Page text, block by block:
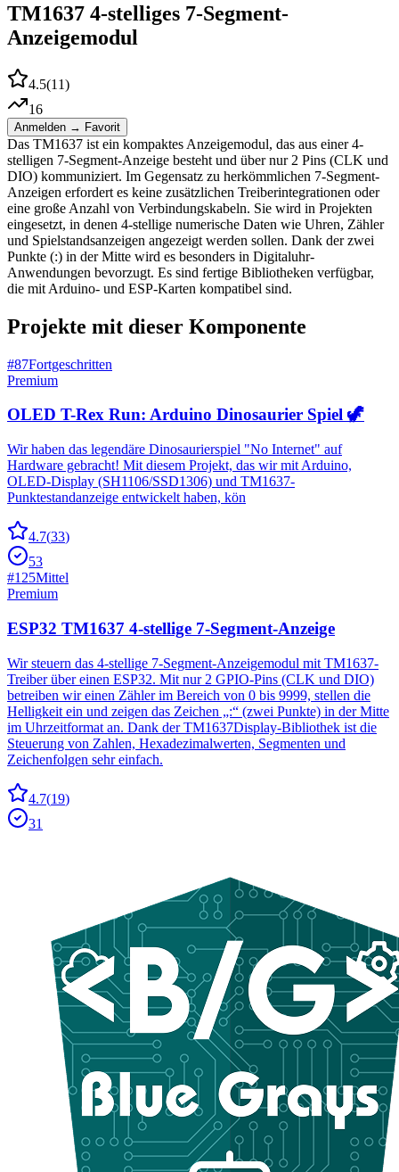
TM1637 4-stelliges 7-Segment-
Anzeigemodul
4.5(11)
16
Anmelden → Favorit
Das TM1637 ist ein kompaktes Anzeigemodul, das aus einer 4-
stelligen 7-Segment-Anzeige besteht und über nur 2 Pins (CLK und
DIO) kommuniziert. Im Gegensatz zu herkömmlichen 7-Segment-
Anzeigen erfordert es keine zusätzlichen Treiberintegrationen oder
eine große Anzahl von Verbindungskabeln. Sie wird in Projekten
eingesetzt, in denen 4-stellige numerische Daten wie Uhren, Zähler
und Spielstandsanzeigen angezeigt werden sollen. Dank der zwei
Punkte (:) in der Mitte wird es besonders in Digitaluhr-
Anwendungen bevorzugt. Es sind fertige Bibliotheken verfügbar,
die mit Arduino- und ESP-Karten kompatibel sind.
Projekte mit dieser Komponente
#87Fortgeschritten
Premium
OLED T-Rex Run: Arduino Dinosaurier Spiel 🦖
Wir haben das legendäre Dinosaurierspiel "No Internet" auf
Hardware gebracht! Mit diesem Projekt, das wir mit Arduino,
OLED-Display (SH1106/SSD1306) und TM1637-
Punktestandanzeige entwickelt haben, kön
4.7(33)
53
#125Mittel
Premium
ESP32 TM1637 4-stellige 7-Segment-Anzeige
Wir steuern das 4-stellige 7-Segment-Anzeigemodul mit TM1637-
Treiber über einen ESP32. Mit nur 2 GPIO-Pins (CLK und DIO)
betreiben wir einen Zähler im Bereich von 0 bis 9999, stellen die
Helligkeit ein und zeigen das Zeichen „:“ (zwei Punkte) in der Mitte
im Uhrzeitformat an. Dank der TM1637Display-Bibliothek ist die
Steuerung von Zahlen, Hexadezimalwerten, Segmenten und
Zeichenfolgen sehr einfach.
4.7(19)
31